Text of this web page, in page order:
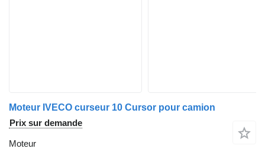
Moteur IVECO curseur 10 Cursor pour camion
Prix sur demande
Moteur